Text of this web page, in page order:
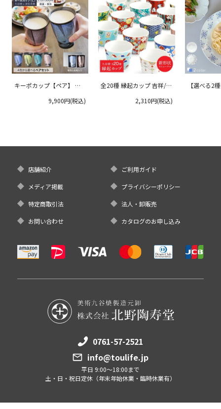
キーポカップ【ペア】 ラ
9,900円(税込)
全20種 縁起カップ 吉祥/青
2,310円(税込)
【選べる2
店舗紹介 ご利用ガイド
メディア掲載 プライバシーポリシー
特定商取引法 法人・卸販売
お問い合わせ カタログのお申し込み
0761-57-2521
info@toulife.jp
平日 9:00～18:00まで
土・日・祝日定休（年末年始休業・臨時休業有）